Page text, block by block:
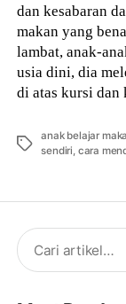
dan kesabaran
makan yang
lambat, anak-
usia dini, dia
di atas kursi
Tags
anak belajar
sendiri, cara
Search
for: